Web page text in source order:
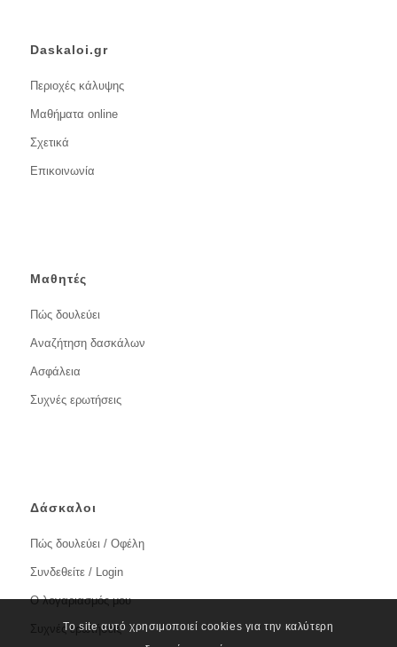
Daskaloi.gr
Περιοχές κάλυψης
Μαθήματα online
Σχετικά
Επικοινωνία
Μαθητές
Πώς δουλεύει
Αναζήτηση δασκάλων
Ασφάλεια
Συχνές ερωτήσεις
Δάσκαλοι
Πώς δουλεύει / Οφέλη
Συνδεθείτε / Login
Ο λογαριασμός μου
Συχνές ερωτήσεις
Το site αυτό χρησιμοποιεί cookies για την καλύτερη